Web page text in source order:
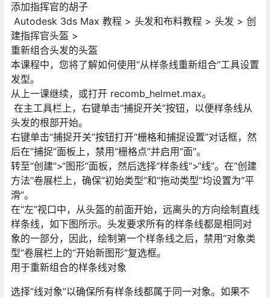
添加指挥官的胡子
Autodesk 3ds Max 教程 > 头发和布料教程 > 头发 > 创
建指挥官头盔 >
重新组合头发的头盔
本课程中，您将了解如何使用“从样条线重新组合”工具设置
发型。
从上一课继续，或打开 recomb_helmet.max。
在主工具栏上，右键单击“捕捉开关”按钮，以便样条线从
头发的根部开始。
右键单击“捕捉开关”按钮打开“栅格和捕捉设置”对话框，然
后在“捕捉”面板上，禁用“栅格点”并启用“面”。
转至“创建”>“图形”面板，然后选择“样条线”>“线”。在“创建
方法”卷展栏上，确保“初始类型”和“拖动类型”均设置为“平
滑”。
在“左”视口中，从头盔的前面开始，远离头的方向绘制直线
样条线，如下图所示。头发要求所有的样条线都是相同对
象的一部分，因此，绘制第一个样条线之后，禁用“对象类
型”卷展栏上的“开始新图形”复选框。
用于重新组合的样条线对象
选择“线对象”以确保所有样条线都属于同一对象。如果不